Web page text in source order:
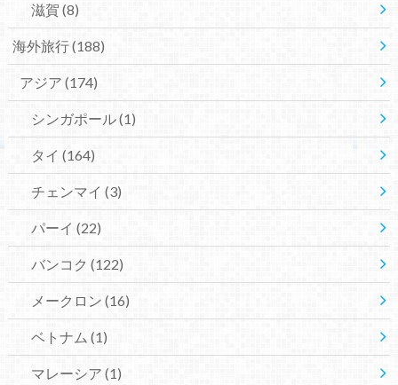
滋賀 (8)
海外旅行(188)
アジア (174)
シンガポール(1)
タイ (164)
チェンマイ (3)
パーイ (22)
バンコク (122)
メークロン (16)
ベトナム (1)
マレーシア (1)